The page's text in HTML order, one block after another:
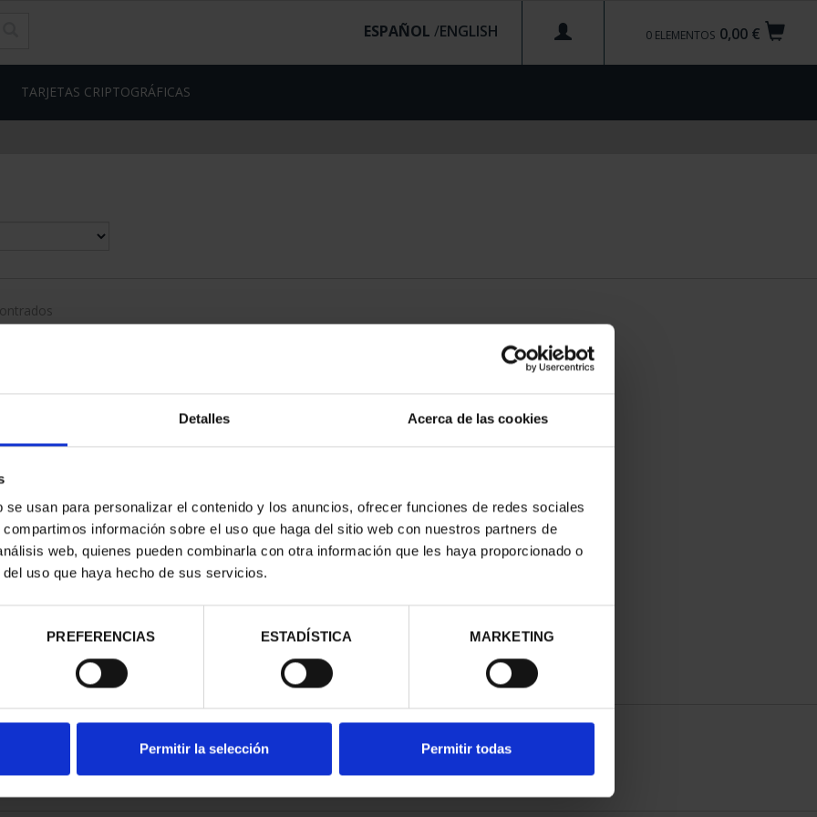
Detalles Acerca de las cookies
usan para personalizar el contenido y los anuncios, ofrecer funciones de redes sociales
información sobre el uso que haga del sitio web con nuestros partners de
web, quienes pueden combinarla con otra información que les haya proporcionado o
uso que haya hecho de sus servicios.
PREFERENCIAS ESTADÍSTICA MARKETING
Permitir la selección Permitir todas
0,00 €
0 ELEMENTOS
ESPAÑOL /
TARJETAS CRIPTOGRÁFICAS
III -